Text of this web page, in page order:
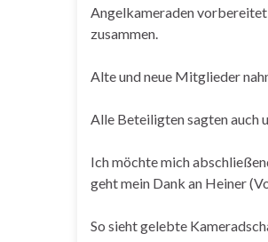
Angelkameraden vorbereitet
zusammen.
Alte und neue Mitglieder
Alle Beteiligten sagten auch
Ich möchte mich
geht mein Dank an Heiner
So sieht gelebte